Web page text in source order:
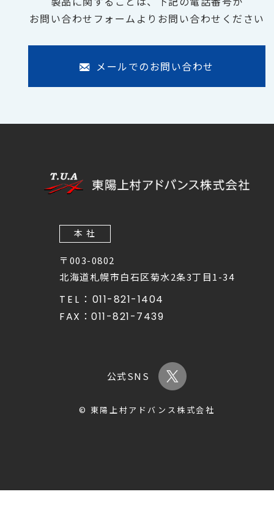
お問い合わせフォームよりお問い合わせください
メールでのお問い合わせ
本 社
〒003-0802
北海道札幌市白石区菊水2条3丁目1-34
TEL： 011-821-1404
FAX： 011-821-7439
公式SNS
© 東陽上村アドバンス株式会社